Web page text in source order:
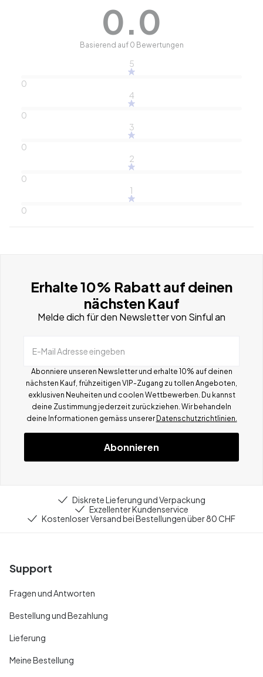
0.0
Basierend auf 0 Bewertungen
5
0
4
0
3
0
2
0
1
0
Erhalte 10% Rabatt auf deinen
nächsten Kauf
Melde dich für den Newsletter von Sinful an
E-Mail Adresse eingeben
Abonniere unseren Newsletter und erhalte 10% auf deinen
nächsten Kauf, frühzeitigen VIP-Zugang zu tollen Angeboten,
exklusiven Neuheiten und coolen Wettbewerben. Du kannst
deine Zustimmung jederzeit zurückziehen. Wir behandeln
deine Informationen gemäss unserer Datenschutzrichtlinien.
Abonnieren
Diskrete Lieferung und Verpackung
Exzellenter Kundenservice
Kostenloser Versand bei Bestellungen über 80 CHF
Support
Fragen und Antworten
Bestellung und Bezahlung
Lieferung
Meine Bestellung